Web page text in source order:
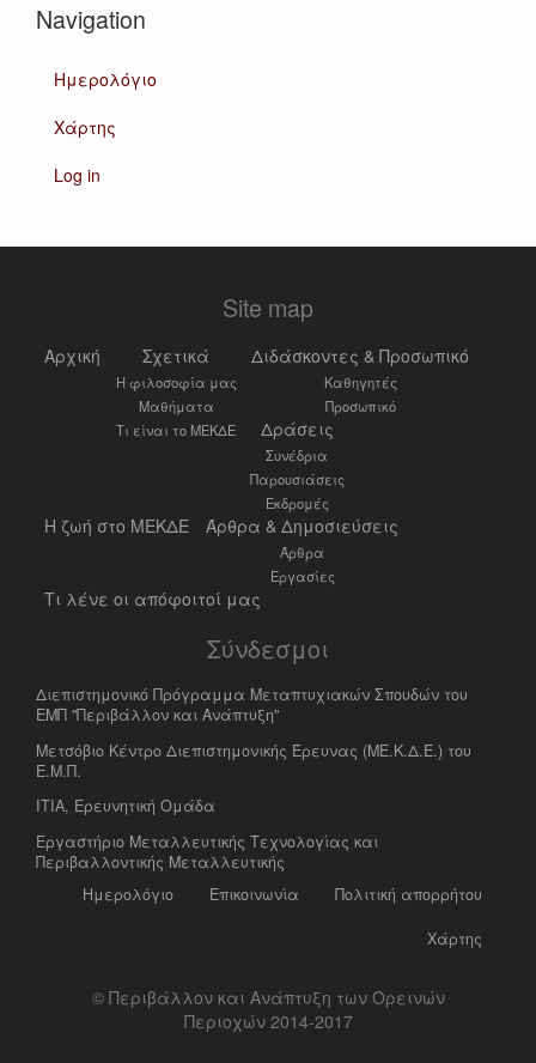
Navigation
Ημερολόγιο
Χάρτης
Log in
Site map
Αρχική Σχετικά
Η φιλοσοφία μας
Μαθήματα
Τι είναι το ΜΕΚΔΕ
Διδάσκοντες & Προσωπικό
Καθηγητές
Προσωπικό
Δράσεις
Συνέδρια
Παρουσιάσεις
Εκδρομές
Η ζωή στο ΜΕΚΔΕ Άρθρα & Δημοσιεύσεις
Άρθρα
Εργασίες
Τι λένε οι απόφοιτοί μας
Σύνδεσμοι
Διεπιστημονικό Πρόγραμμα Μεταπτυχιακών Σπουδών του
ΕΜΠ "Περιβάλλον και Ανάπτυξη"
Μετσόβιο Κέντρο Διεπιστημονικής Έρευνας (ΜΕ.Κ.Δ.Ε.) του
Ε.Μ.Π.
ΙΤΙΑ, Ερευνητική Ομάδα
Eργαστήριο Mεταλλευτικής Tεχνολογίας και
Περιβαλλοντικής Μεταλλευτικής
Πολιτική απορρήτου
Επικοινωνία
Ημερολόγιο
Χάρτης
© Περιβάλλον και Ανάπτυξη των Ορεινών
Περιοχών 2014-2017